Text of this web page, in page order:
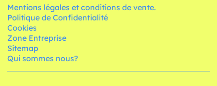
Mentions légales et conditions de vente.
Politique de Confidentialité
Cookies
Zone Entreprise
Sitemap
Qui sommes nous?